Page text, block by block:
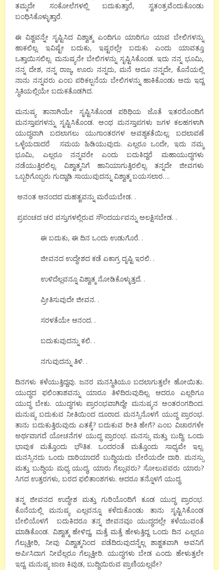
ತಮ್ಮದೇ ಸಂಕೋಲೆಗಳಲ್ಲಿ ಬದುಕುತ್ತಾರೆ, ಸ್ವತಂತ್ರವೆಂದುಕೊಂಡು
ಬಂಧಿಸಿಕೊಳ್ಳುತ್ತಾರೆ.
ಈ ವಿಶ್ವವನ್ನೇ ಸೃಷ್ಟಿಸಿದ ವಿಶ್ವಾತ್ಮ ಎಂದಿಗೂ ಯಾರಿಗೂ ಯಾವ ಬೇಲಿಗಳನ್ನು
ಹಾಕಲಿಲ್ಲ. ಇವಿಷ್ಟೇ ಬದುಕು, ಇಷ್ಟರಲ್ಲೇ ಬದುಕು ಎಂದು ಯಾವತ್ತೂ
ಒತ್ತಾಯಿಸಲಿಲ್ಲ. ಮನುಷ್ಯನೇ ಬೇಲಿಗಳನ್ನು ಸೃಷ್ಟಿಸಿಕೊಂಡ. ಇದು ನನ್ನ ಭೂಮಿ,
ನನ್ನ ದೇಶ, ನನ್ನ ರಾಜ್ಯ, ಊರು ನನ್ನದು, ಮನೆ ಅದೂ ನನ್ನದೇ, ಕೊನೆಯಲ್ಲಿ
ನಾನು ನನ್ನವರು ಎಂಬ ಪರಿಕಲ್ಪನೆಯ ಬೇಲಿಗಳನ್ನು ಹಾಕಿಕೊಂಡು ಅದು ಇದ್ದ
ಸ್ಥಿತಿಯಲ್ಲಿಯೇ ಬದುಕತೊಡಗಿದ.
ಮನುಷ್ಯ ತಾನಾಗಿಯೇ ಸೃಷ್ಟಿಸಿಕೊಂಡ ಪರಿಧಿಯ ಜೊತೆ ಇತರರೊಂದಿಗೆ
ಮನಸ್ತಾಪಗಳನ್ನು ಸೃಷ್ಟಿಸಿಕೊಂಡ. ಅಂಥ ಮನಸ್ತಾಪಗಳು ಜಗಳ ಕಲಹಗಳಾಗಿ
ಯುದ್ಧವಾಗಿ ಬದಲಾಗಲು ಯುಗಾಂತರಗಳ ಅವಶ್ಯಕತೆಯಿಲ್ಲ; ಬದಲಾವಣೆ
ಒಳ್ಳೆಯದಾದರೆ ಸಮಯ ಹಿಡಿಯುವುದು. ಎಲ್ಲರೂ ಒಂದೇ, ಇದು ನಮ್ಮ
ಭೂಮಿ, ಎಲ್ಲರೂ ನನ್ನವರೇ ಎಂದು ಬದುಕಿದ್ದರೆ ಮಹಾಯುದ್ಧಗಳು
ನಡೆಯುತ್ತಿರಲಿಲ್ಲ. ವಿಶ್ವಾತ್ಮನಿಗೆ ಹಾನಿಯಾಗುತ್ತಿರಲಿಲ್ಲ. ತನ್ನದೇ ಜೀವಗಳು
ಒಬ್ಬರಿಗೊಬ್ಬರು ಗುದ್ದಾಡಿ ಸಾಯುವುದನ್ನು ವಿಶ್ವಾತ್ಮ ಬಯಸಲಾರ….
ಅನಂತ ಆನಂದದ ಮಹತ್ವವನ್ನು ಮರೆಯಬೇಡ. .
ಪ್ರಪಂಚದ ಚರ ವಸ್ತುಗಳಲ್ಲಿರುವ ಸೌಂದರ್ಯವನ್ನು ಅಲಕ್ಷಿಸಬೇಡ. .
ಈ ಬದುಕು, ಈ ದಿನ ಒಂದು ಉಡುಗೊರೆ. .
ಜೀವನದ ಉದ್ಧೇಶದ ಕಡೆ ಏಕಾಗ್ರ ದೃಷ್ಟಿ ಇರಲಿ. .
ಉಳಿದೆಲ್ಲವನ್ನೂ ವಿಶ್ವಾತ್ಮ ನೋಡಿಕೊಳ್ಳುತ್ತದೆ. .
ಪ್ರೀತಿಸುವುದೇ ಜೀವನ. .
ಸರಳತೆಯೇ ಆನಂದ. .
ಬದುಕುವುದನ್ನು ಕಲಿ. .
ನಗುವುದನ್ನು ತಿಳಿ. .
ದಿನಗಳು ಕಳೆಯುತ್ತಿದ್ದವು. ಜನರ ಮನಸ್ಥಿತಿಯೂ ಬದಲಾಗುತ್ತಲೇ ಹೋಯಿತು.
ಯುದ್ಧದ ಫಲಿಂತಾಶವನ್ನು ಯಾರೂ ತಿಳಿದಿರುವುದಿಲ್ಲ. ಆದರೂ ಎಲ್ಲರಿಗೂ
ಯುದ್ಧ ಬೇಕು. ಯುದ್ಧಗಳು ಪ್ರಾರಂಭವಾಗಿದ್ದೇ ಮನುಷ್ಯನ ಅಂತರಂಗದಿಂದ.
ಮನುಷ್ಯ ಬದುಕುವ ನೀತಿಯಿಂದ ದೂರಾದ. ಮನಸ್ಸಿನೊಳಗೆ ಯುದ್ಧ ಪ್ರಾರಂಭ.
ತಾನು ಬದುಕುತ್ತಿರುವುದು ಏತಕ್ಕೆ? ಬದುಕುವ ರೀತಿ ಹೇಗೆ? ಎಂಬ ವಿಚಾರಗಳೇ
ಅರ್ಥವಾಗದೆ ಯೋಚನೆಗಳ ಯುದ್ಧ ಪ್ರಾರಂಭ. ಮನಸ್ಸು ಮತ್ತು ಬುದ್ಧಿ; ಒಂದು
ಭಾವುಕ ಮತ್ತೊಂದು ಭೌತಿಕ. ಒಂದರಂತೆ ಮತ್ತೊಂದು ಸಾಧ್ಯವೇ ಇಲ್ಲ.
ಮನಸ್ಸಿನದು ಒಂದು ದಾರಿಯಾದರೆ ಬುದ್ಧಿಯದು ಬೇರೆಯದೇ ದಾರಿ. ಮನಸ್ಸು
ಮತ್ತು ಬುದ್ಧಿಯ ಮಧ್ಯ ಯುದ್ಧ, ಯಾರು ಗೆಲ್ಲುವರು? ಸೋಲುವವರು ಯಾರು?
ಸಿಗದ ಉತ್ತರಗಳು, ಬರದ ಫಲಿತಾಂಶಗಳು. ಆದರೂ ತನ್ನೊಳಗೆ ಯುದ್ಧ.
ತನ್ನ ಜೀವನದ ಉದ್ಧೇಶ ಮತ್ತು ಗುರಿಯೊಂದಿಗೆ ಕೂಡ ಯುದ್ಧ ಪ್ರಾರಂಭ.
ಕೊನೆಯಲ್ಲಿ ಮನುಷ್ಯ ಎಲ್ಲವನ್ನೂ ಕಳೆದುಕೊಂಡು ತಾನು ಸೃಷ್ಟಿಸಿಕೊಂಡ
ಬೇಲಿಯೊಳಗೆ ಬದುಕಿದರೂ ತನ್ನ ಜೀವನವೂ ಯುದ್ಧದಲ್ಲೇ ಕಳೆಯುವಂತೆ
ಮಾಡಿಕೊಂಡ. ವಿಶ್ವಾತ್ಮ ಹೇಳಿದ್ದ, ಮತ್ತೆ ಮತ್ತೆ ಹೇಳುತ್ತಿದ್ದ ಒಂದು ದಿನ ಎಲ್ಲರೂ
ಗೆಲ್ಲುತ್ತೀರಿ, ನೀವು ವಿಶ್ವಾತ್ಮನಿಂದ ಪಡೆದಿರುವುದನ್ನೆಲ್ಲ ಶಾಶ್ವತವಾಗಿ ಅವನಿಗೆ
ಅರ್ಪಿಸಿದಾಗ ನೀವೆಲ್ಲರೂ ಗೆಲ್ಲುತ್ತೀರಿ. ಯುದ್ಧಗಳು ಬೇಡ ಎಂದು ಹೇಳುತ್ತಲೇ
ಇದ್ದ. ಮನುಷ್ಯ ಜಾಣ ಕಿವುಡ, ಬುದ್ಧಿಯಿರುವ ಪ್ರಾಣಿಯಲ್ಲವೇ?